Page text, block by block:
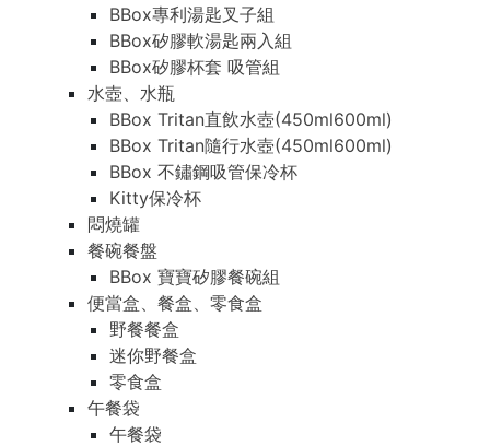
BBox專利湯匙叉子組
BBox矽膠軟湯匙兩入組
BBox矽膠杯套 吸管組
水壺、水瓶
BBox Tritan直飲水壺(450ml600ml)
BBox Tritan隨行水壺(450ml600ml)
BBox 不鏽鋼吸管保冷杯
Kitty保冷杯
悶燒罐
餐碗餐盤
BBox 寶寶矽膠餐碗組
便當盒、餐盒、零食盒
野餐餐盒
迷你野餐盒
零食盒
午餐袋
午餐袋